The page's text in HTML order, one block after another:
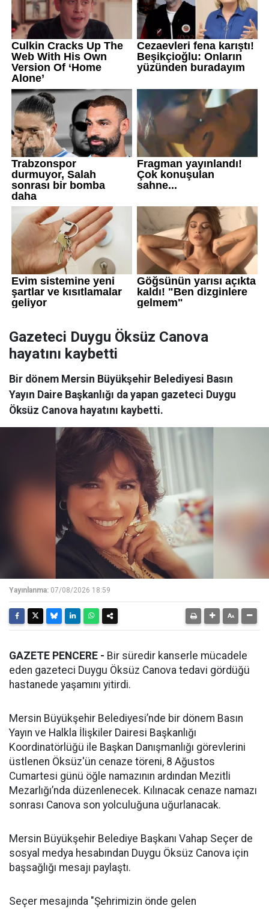
Gazeteci Duygu Öksüz Canova
hayatını kaybetti
Bir dönem Mersin Büyükşehir Belediyesi Basın
Yayın Daire Başkanlığı da yapan gazeteci Duygu
Öksüz Canova hayatını kaybetti.
Yayınlanma: 07/08/2026 18:59
GAZETE PENCERE - Bir süredir kanserle mücadele
eden gazeteci Duygu Öksüz Canova tedavi gördüğü
hastanede yaşamını yitirdi.
Mersin Büyükşehir Belediyesi’nde bir dönem Basın
Yayın ve Halkla İlişkiler Dairesi Başkanlığı
Koordinatörlüğü ile Başkan Danışmanlığı görevlerini
üstlenen Öksüz'ün cenaze töreni, 8 Ağustos
Cumartesi günü öğle namazının ardından Mezitli
Mezarlığı’nda düzenlenecek. Kılınacak cenaze namazı
sonrası Canova son yolculuğuna uğurlanacak.
Mersin Büyükşehir Belediye Başkanı Vahap Seçer de
sosyal medya hesabından Duygu Öksüz Canova için
başsağlığı mesajı paylaştı.
Seçer mesajında "Şehrimizin önde gelen